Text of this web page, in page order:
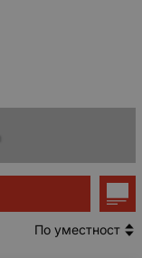
По уместност